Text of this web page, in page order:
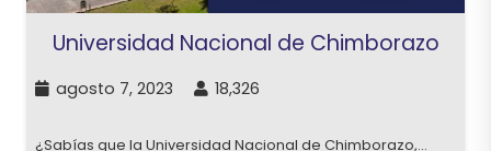
Universidad Nacional de Chimborazo
agosto 7, 2023 18,326
¿Sabías que la Universidad Nacional de Chimborazo,…